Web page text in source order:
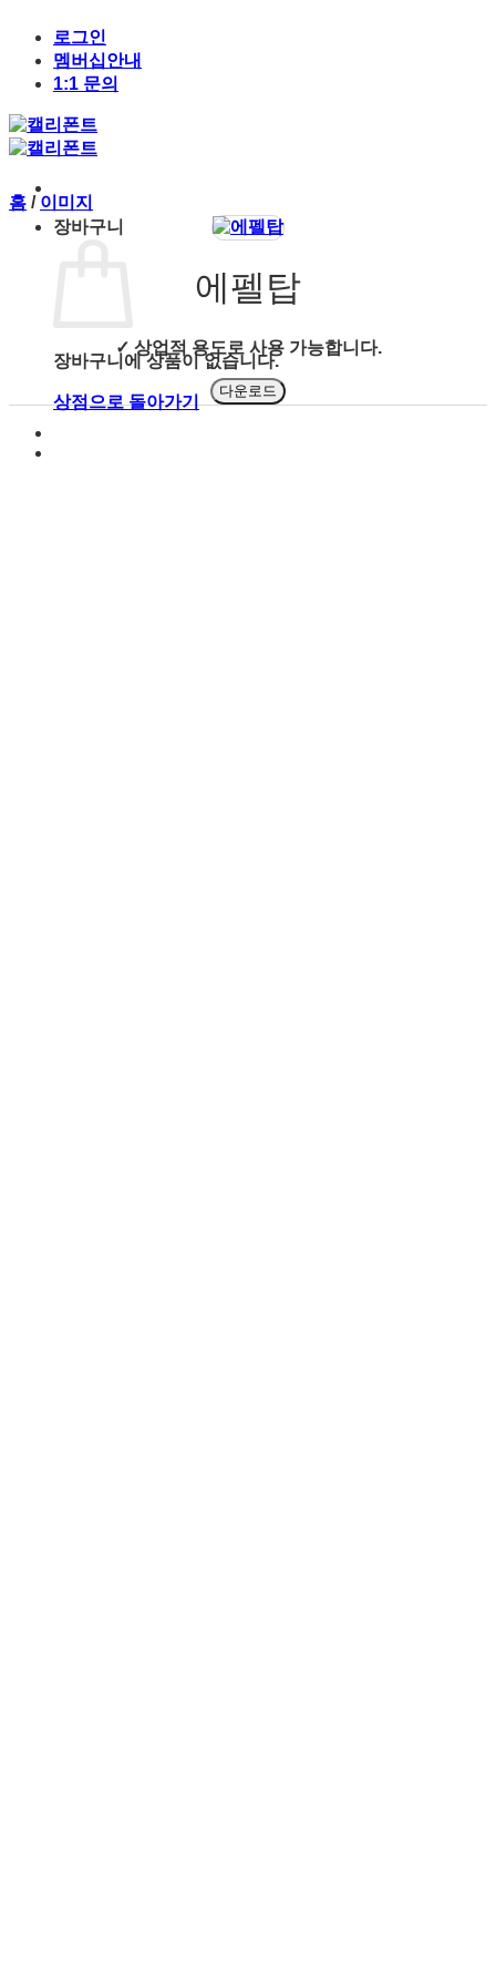
content
로그인
멤버십안내
1:1 문의
장바구니
장바구니에 상품이 없습니다.
상점으로 돌아가기
홈 / 이미지
에펠탑
✓ 상업적 용도로 사용 가능합니다.
다운로드